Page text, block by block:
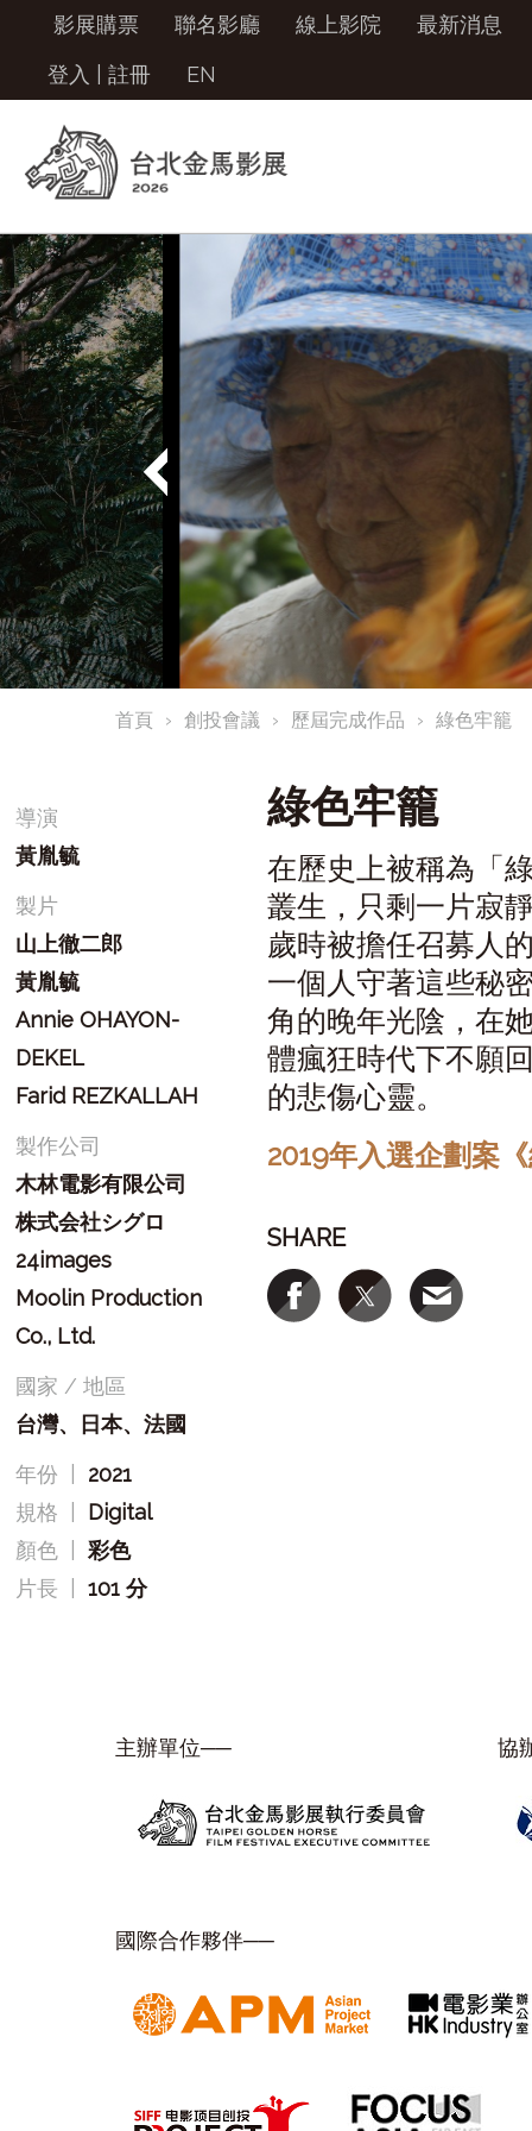
影展購票 聯名影廳 線上影院
最新消息
登入
註冊 EN
首頁 創投會議 歷屆完成作品 綠色牢籠
導演
黃胤毓
製片
山上徹二郎
黃胤毓
Annie OHAYON-
DEKEL
Farid REZKALLAH
製作公司
木林電影有限公司
株式会社シグロ
24images
Moolin Production
Co., Ltd.
國家 / 地區
台灣、日本、法國
年份
2021
規格
Digital
顏色 |彩色
片長 |101 分
綠色牢籠
在歷史上被稱為「
叢生，只剩一片寂
歲時被擔任召募人
一個人守著這些秘
角的晚年光陰，在
體瘋狂時代下不願
的悲傷心靈。
2019年入選企劃案
SHARE
主辦單位── 協
國際合作夥伴──